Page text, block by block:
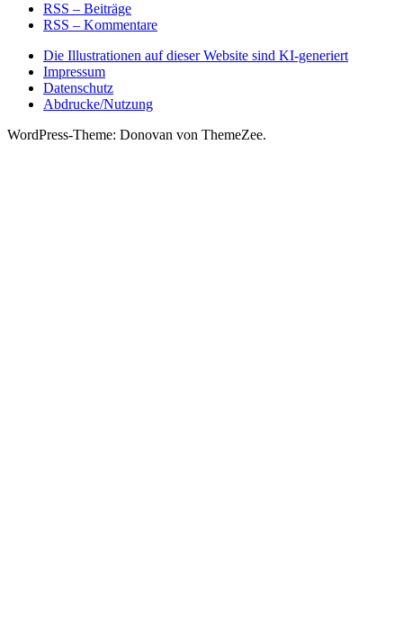
RSS – Beiträge
RSS – Kommentare
Die Illustrationen auf dieser Website sind KI-generiert
Impressum
Datenschutz
Abdrucke/Nutzung
WordPress-Theme: Donovan von ThemeZee.